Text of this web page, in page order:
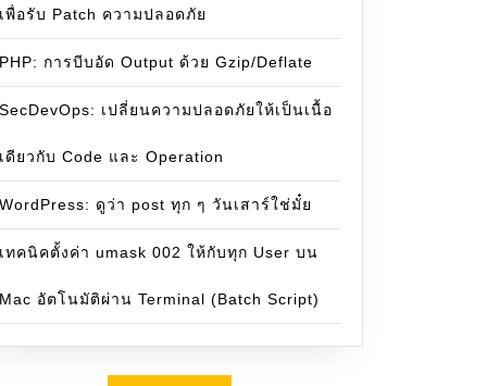
เพื่อรับ Patch ความปลอดภัย
PHP: การบีบอัด Output ด้วย Gzip/Deflate
SecDevOps: เปลี่ยนความปลอดภัยให้เป็นเนื้อ
เดียวกับ Code และ Operation
WordPress: ดูว่า post ทุก ๆ วันเสาร์ใช่มั๋ย
เทคนิคตั้งค่า umask 002 ให้กับทุก User บน
Mac อัตโนมัติผ่าน Terminal (Batch Script)